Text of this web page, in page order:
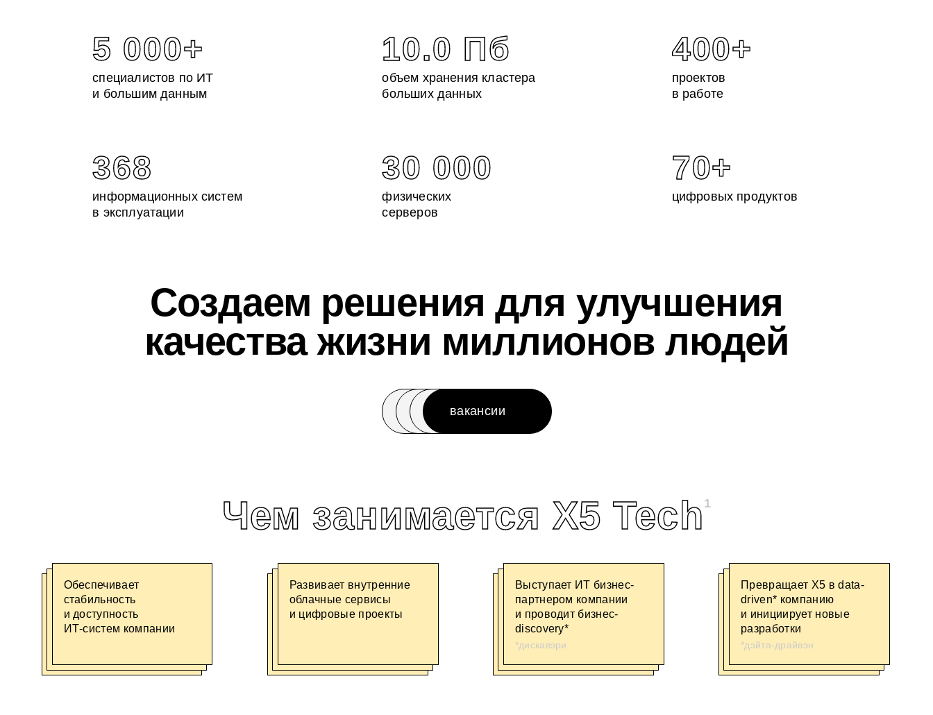
5 000+
специалистов по ИТ
и большим данным
10.0 Пб
объем хранения кластера
больших данных
400+
проектов
в работе
368
информационных систем
в эксплуатации
30 000
физических
серверов
70+
цифровых продуктов
Создаем решения для улучшения
качества жизни миллионов людей
вакансии
Чем занимается X5 Tech 1
Обеспечивает
стабильность
и доступность
ИТ-систем компании
Развивает внутренние
облачные сервисы
и цифровые проекты
Выступает ИТ бизнес-
партнером компании
и проводит бизнес-
discovery*
*дискавэри
Превращает X5 в data-
driven* компанию
и инициирует новые
разработки
*дэйта-драйвэн